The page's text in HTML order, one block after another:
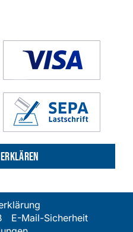
E-Mail-Sicherheit